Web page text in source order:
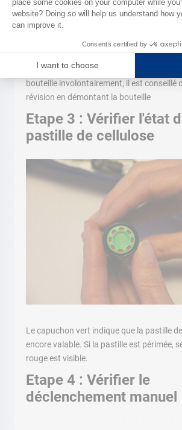
Pour éviter une fausse manœuvre et de
bouteille involontairement, il est conseillé
révision en démontant la bouteille
Etape 3 : Vérifier l'état
pastille de cellulose
Le capuchon vert indique que la pastille
encore valable. Si la pastille est périmée,
rouge est visible.
Etape 4 : Vérifier le
déclenchement manuel